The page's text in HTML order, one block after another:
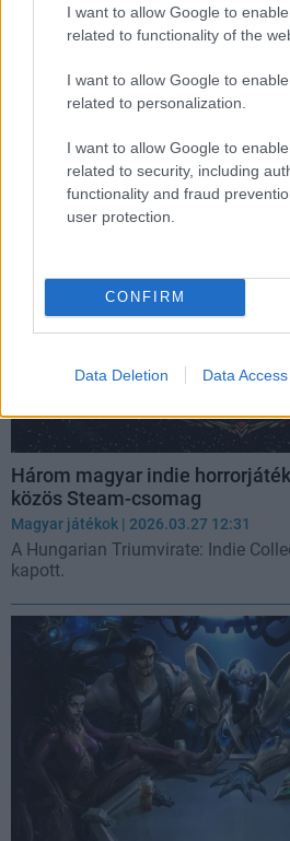
I want to allow Google to
related to functionality of the
I want to allow Google to
related to personalization.
I want to allow Google to
related to security, including
functionality and fraud
user protection.
CONFIRM
Data Deletion Data Access
Már ebben a hónapban
fejlesztésű második
Magyar játékok | 2026.04.02 08:41
Strike 5 megjelenése.
Három magyar indie
közös Steam-csomag
Magyar játékok | 2026.03.27 12:31
A Hungarian Triumvirate: Indie
kapott.